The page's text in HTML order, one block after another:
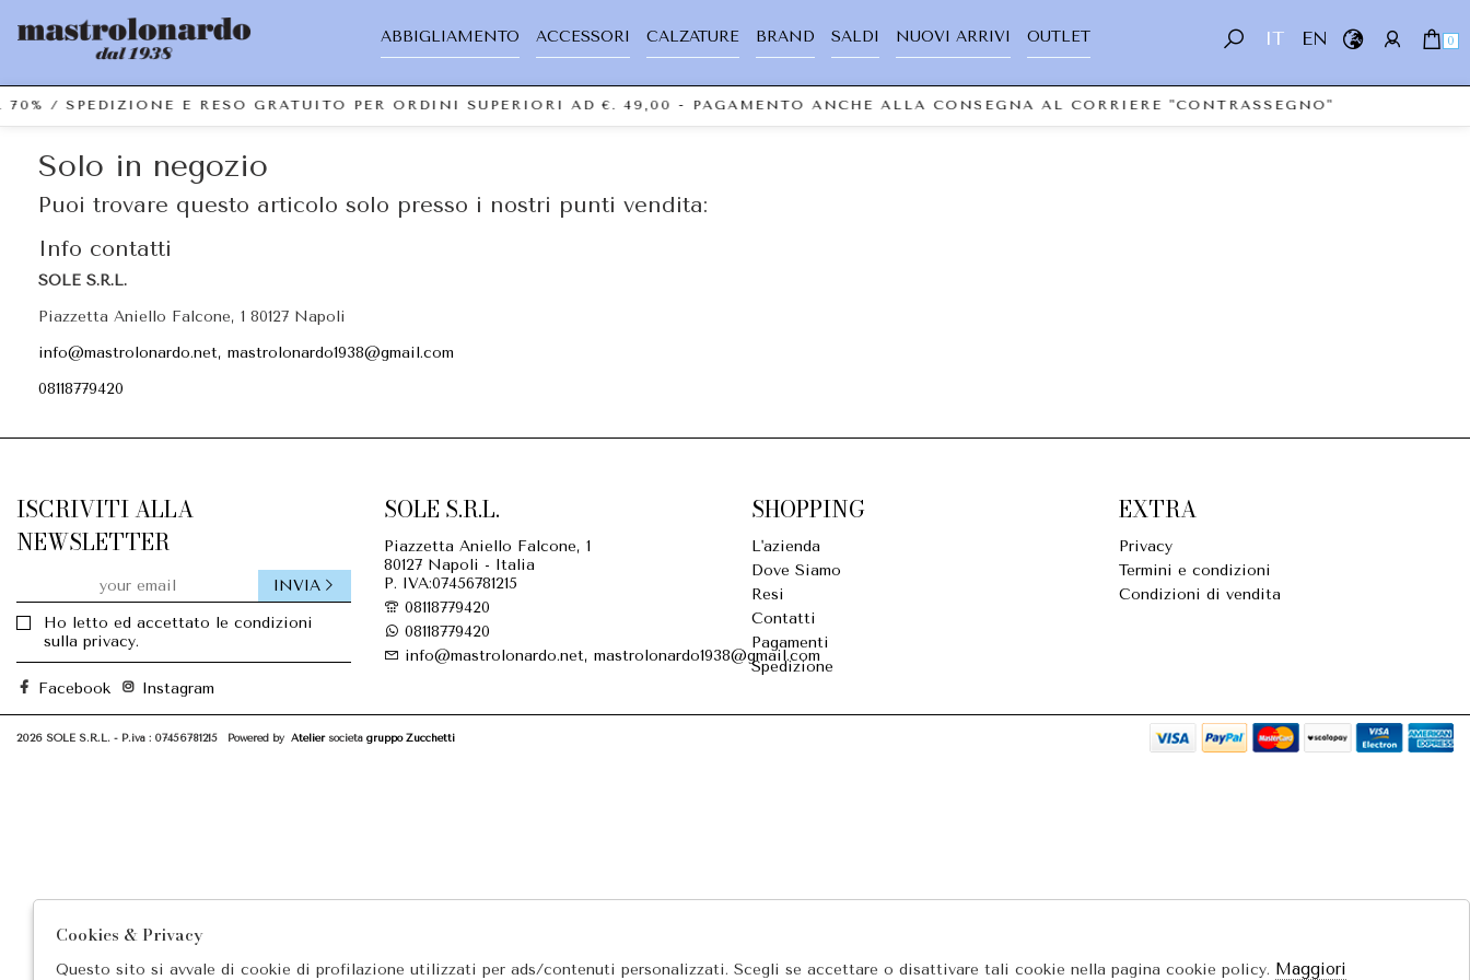
IT EN 0
ABBIGLIAMENTO ACCESSORI CALZATURE BRAND SALDI NUOVI ARRIVI OUTLET
/ SPEDIZIONE E RESO GRATUITO PER ORDINI SUPERIORI AD €. 49,00 - PAGAMENTO ANCHE ALLA CONSEGNA AL CORRIERE "CONTRASSEGNO"
Solo in negozio
Puoi trovare questo articolo solo presso i nostri punti vendita:
Info contatti
SOLE S.R.L.
Piazzetta Aniello Falcone, 1 80127 Napoli
info@mastrolonardo.net, mastrolonardo1938@gmail.com
08118779420
ISCRIVITI ALLA
NEWSLETTER
Ho letto ed accettato le condizioni
sulla privacy.
INVIA
Facebook Instagram
SOLE S.R.L.
Piazzetta Aniello Falcone, 1
80127 Napoli - Italia
P. IVA:07456781215
08118779420
08118779420
info@mastrolonardo.net, mastrolonardo1938@gmail.com
SHOPPING
L'azienda
Dove Siamo
Resi
Contatti
Pagamenti
Spedizione
EXTRA
Privacy
Termini e condizioni
Condizioni di vendita
2026 SOLE S.R.L. - P.iva : 07456781215 Powered by Ateliersocietà gruppo Zucchetti
Cookies & Privacy
Questo sito si avvale di cookie di profilazione utilizzati per ads/contenuti personalizzati. Scegli se accettare o disattivare tali cookie nella pagina cookie policy. Maggiori